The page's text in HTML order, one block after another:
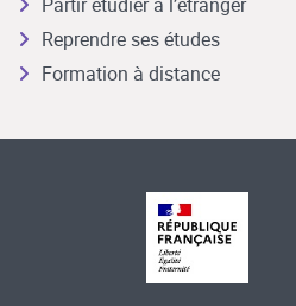
Reprendre ses études
Formation à distance